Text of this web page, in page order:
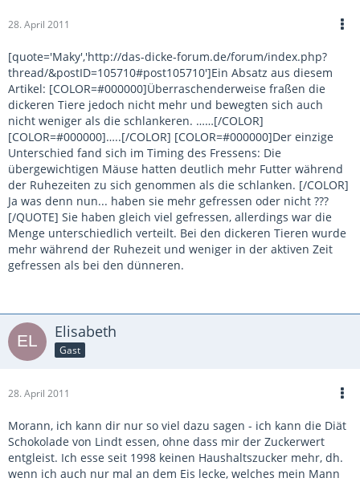
28. April 2011
[quote='Maky','http://das-dicke-forum.de/forum/index.php?
thread/&postID=105710#post105710']Ein Absatz aus diesem
Artikel: [COLOR=#000000]Überraschenderweise fraßen die
dickeren Tiere jedoch nicht mehr und bewegten sich auch
nicht weniger als die schlankeren. ……[/COLOR]
[COLOR=#000000]…..[/COLOR] [COLOR=#000000]Der einzige
Unterschied fand sich im Timing des Fressens: Die
übergewichtigen Mäuse hatten deutlich mehr Futter während
der Ruhezeiten zu sich genommen als die schlanken. [/COLOR]
Ja was denn nun... haben sie mehr gefressen oder nicht ???
[/QUOTE] Sie haben gleich viel gefressen, allerdings war die
Menge unterschiedlich verteilt. Bei den dickeren Tieren wurde
mehr während der Ruhezeit und weniger in der aktiven Zeit
gefressen als bei den dünneren.
Elisabeth
Gast
28. April 2011
Morann, ich kann dir nur so viel dazu sagen - ich kann die Diät
Schokolade von Lindt essen, ohne dass mir der Zuckerwert
entgleist. Ich esse seit 1998 keinen Haushaltszucker mehr, dh.
wenn ich auch nur mal an dem Eis lecke, welches mein Mann